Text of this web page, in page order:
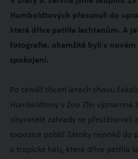
Humboldtových přesunuli do
která dříve patřila lachtanům. A
fotografie, okamžitě byli v
spokojení.
Po téměř třiceti letech chovu
Humboldtovy v Zoo Zlín významná
obyvatelé zahrady se přestěhovali
expozice poblíž Zátoky rejnoků do
u tropické haly, která dříve patřila